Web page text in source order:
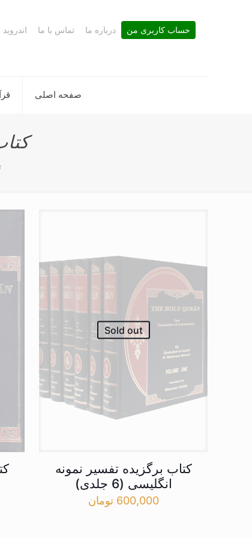
صفحه اصلی
حساب کاربری من درباره ما تماس با ما اندروید
Sold out
کتاب برگزیده تفسیر نمونه
انگلیسی (6 جلدی)
600,000 تومان